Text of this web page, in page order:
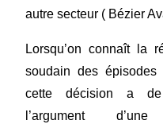
autre secteur ( Bézier
Lorsqu’on connaît la
soudain des
cette décision a de
l’argument